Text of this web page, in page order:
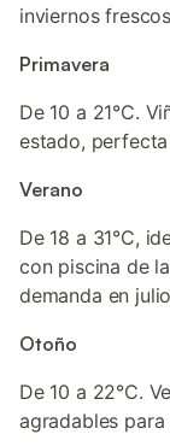
inviernos
Primavera
De 10 a 21°C.
estado,
Verano
De 18 a 31°C,
con piscina de
demanda en
Otoño
De 10 a 22°C.
agradables